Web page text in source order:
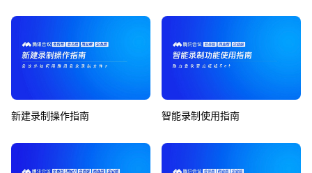
新建录制操作指南 智能录制使用指南